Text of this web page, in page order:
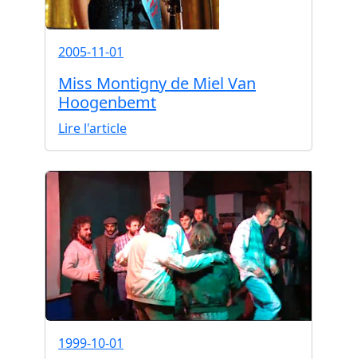
2005-11-01
Miss Montigny de Miel Van
Hoogenbemt
Lire l'article
1999-10-01